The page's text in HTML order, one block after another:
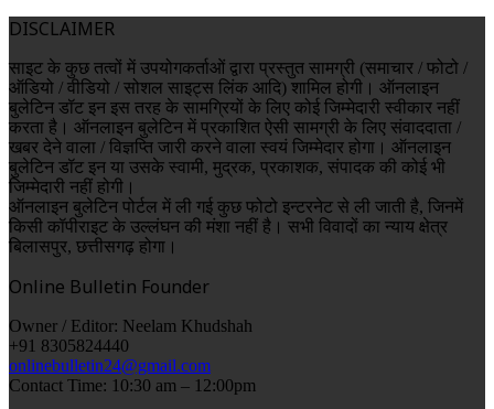
DISCLAIMER
साइट के कुछ तत्वों में उपयोगकर्ताओं द्वारा प्रस्तुत सामग्री (समाचार / फोटो /
ऑडियो / वीडियो / सोशल साइट्स लिंक आदि) शामिल होगी। ऑनलाइन
बुलेटिन डॉट इन इस तरह के सामग्रियों के लिए कोई जिम्मेदारी स्वीकार नहीं
करता है। ऑनलाइन बुलेटिन में प्रकाशित ऐसी सामग्री के लिए संवाददाता /
खबर देने वाला / विज्ञप्ति जारी करने वाला स्वयं जिम्मेदार होगा। ऑनलाइन
बुलेटिन डॉट इन या उसके स्वामी, मुद्रक, प्रकाशक, संपादक की कोई भी
जिम्मेदारी नहीं होगी।
ऑनलाइन बुलेटिन पोर्टल में ली गई कुछ फोटो इन्टरनेट से ली जाती है, जिनमें
किसी कॉपीराइट के उल्लंघन की मंशा नहीं है। सभी विवादों का न्याय क्षेत्र
बिलासपुर, छत्तीसगढ़ होगा।
Online Bulletin Founder
Owner / Editor: Neelam Khudshah
+91 8305824440
onlinebulletin24@gmail.com
Contact Time: 10:30 am – 12:00pm